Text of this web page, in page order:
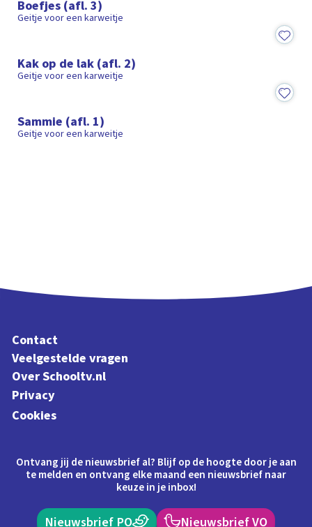
Boefjes (afl. 3)
Geitje voor een karweitje
Kak op de lak (afl. 2)
Geitje voor een karweitje
Sammie (afl. 1)
Geitje voor een karweitje
Contact
Veelgestelde vragen
Over Schooltv.nl
Privacy
Cookies
Ontvang jij de nieuwsbrief al? Blijf op de hoogte door je aan
te melden en ontvang elke maand een nieuwsbrief naar
keuze in je inbox!
Nieuwsbrief PO Nieuwsbrief VO